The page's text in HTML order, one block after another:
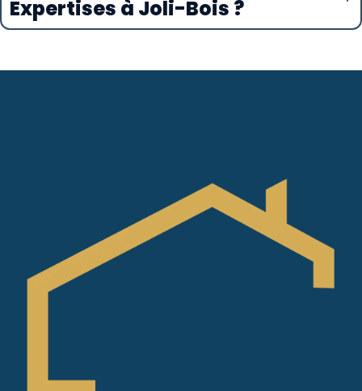
Expertises à Joli-Bois ?